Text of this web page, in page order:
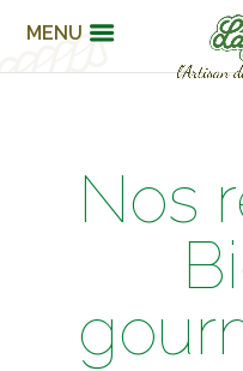
MENU
Nos